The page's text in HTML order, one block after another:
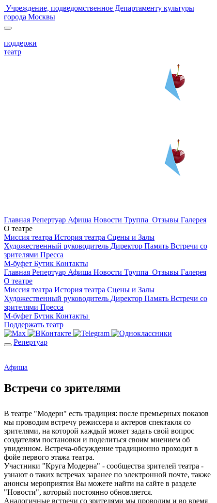
Учреждение, подведомственное Департаменту культуры
города Москвы
поддержи
театр
Главная Репертуар Афиша Новости Труппа Отзывы Галерея
О театре
Миссия театра История театра Сцены и Залы
Художественный руководитель Директор Память Встречи со
зрителями Пресса
М-буфет Бутик Контакты
Главная Репертуар Афиша Новости Труппа Отзывы Галерея
О театре
Миссия театра История театра Сцены и Залы
Художественный руководитель Директор Память Встречи со
зрителями Пресса
М-буфет Бутик Контакты
Поддержать театр
Репертуар
Афиша
Встречи со зрителями
В театре "Модерн" есть традиция: после премьерных показов
мы проводим встречу режиссера и актеров спектакля со
зрителями, на которой каждый может задать свой вопрос
создателям постановки и поделиться своим мнением об
увиденном. Встреча-обсуждение традиционно проходит в
фойе первого этажа театра.
Участники "Круга Модерна" - сообщества зрителей театра -
узнают о таких встречах заранее по электронной почте, также
анонсы мероприятия Вы можете найти на сайте в разделе
"Новости", который постоянно обновляется.
Аналогичные встречи со зрителями мы проводим и во время